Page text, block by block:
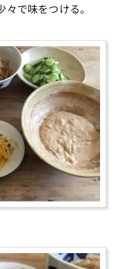
で味をつける。